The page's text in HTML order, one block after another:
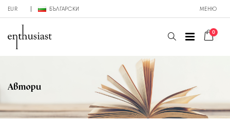
EUR БЪЛГАРСКИ МЕНЮ
0
Автори